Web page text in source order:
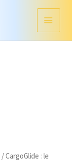
/CargoGlide : le